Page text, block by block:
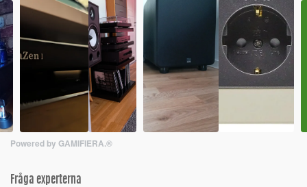
Powered by GAMIFIERA.®
Fråga experterna